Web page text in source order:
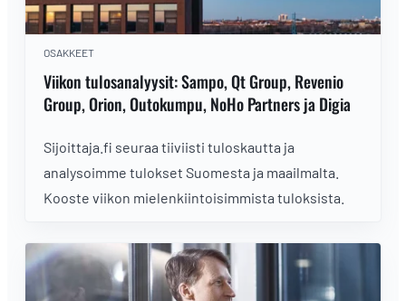
OSAKKEET
Viikon tulosanalyysit: Sampo, Qt Group, Revenio
Group, Orion, Outokumpu, NoHo Partners ja Digia
Sijoittaja.fi seuraa tiiviisti tuloskautta ja
analysoimme tulokset Suomesta ja maailmalta.
Kooste viikon mielenkiintoisimmista tuloksista.